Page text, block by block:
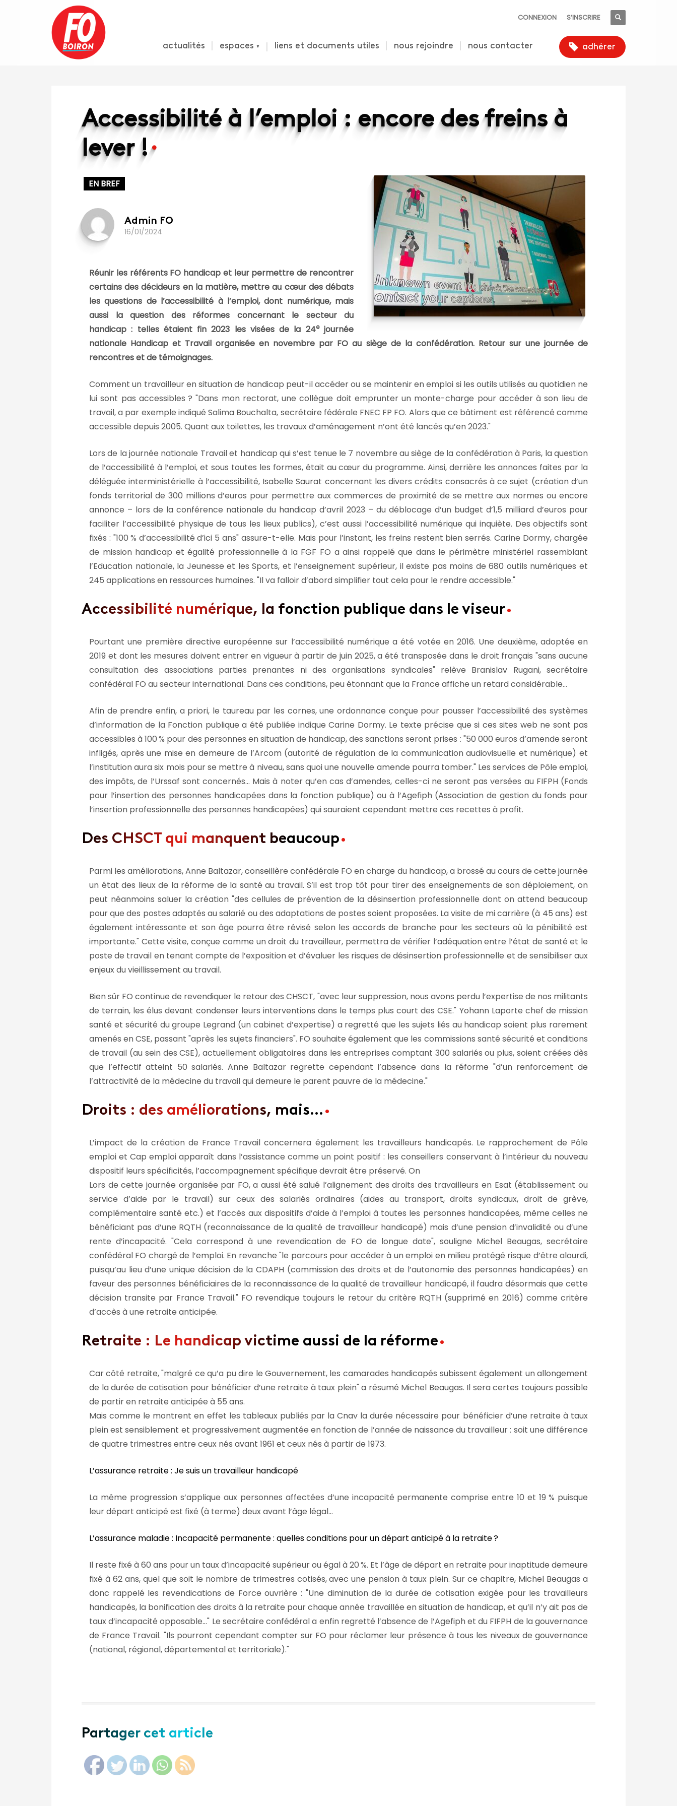
CONNEXION S’INSCRIRE
actualités espaces liens et documents utiles nous rejoindre nous contacter adhérer
Accessibilité à l’emploi : encore des freins à
lever !
EN BREF
Admin FO
16/01/2024
Réunir les référents FO handicap et leur permettre de rencontrer
certains des décideurs en la matière, mettre au cœur des débats
les questions de l’accessibilité à l’emploi, dont numérique, mais
aussi la question des réformes concernant le secteur du
handicap : telles étaient fin 2023 les visées de la 24ejournée
nationale Handicap et Travail organisée en novembre par FO au siège de la confédération. Retour sur une journée de
rencontres et de témoignages.
Comment un travailleur en situation de handicap peut-il accéder ou se maintenir en emploi si les outils utilisés au quotidien ne
lui sont pas accessibles ? Dans mon rectorat, une collègue doit emprunter un monte-charge pour accéder à son lieu de
travail, a par exemple indiqué Salima Bouchalta, secrétaire fédérale FNEC FP FO. Alors que ce bâtiment est référencé comme
accessible depuis 2005. Quant aux toilettes, les travaux d’aménagement n’ont été lancés qu’en 2023.
Lors de la journée nationale Travail et handicap qui s’est tenue le 7 novembre au siège de la confédération à Paris, la question
de l’accessibilité à l’emploi, et sous toutes les formes, était au cœur du programme. Ainsi, derrière les annonces faites par la
déléguée interministérielle à l’accessibilité, Isabelle Saurat concernant les divers crédits consacrés à ce sujet (création d’un
fonds territorial de 300 millions d’euros pour permettre aux commerces de proximité de se mettre aux normes ou encore
annonce – lors de la conférence nationale du handicap d’avril 2023 – du déblocage d’un budget d’1,5 milliard d’euros pour
faciliter l’accessibilité physique de tous les lieux publics), c’est aussi l’accessibilité numérique qui inquiète. Des objectifs sont
fixés : 100 % d’accessibilité d’ici 5 ans assure-t-elle. Mais pour l’instant, les freins restent bien serrés. Carine Dormy, chargée
de mission handicap et égalité professionnelle à la FGF FO a ainsi rappelé que dans le périmètre ministériel rassemblant
l’Education nationale, la Jeunesse et les Sports, et l’enseignement supérieur, il existe pas moins de 680 outils numériques et
245 applications en ressources humaines. Il va falloir d’abord simplifier tout cela pour le rendre accessible.
Accessibilité numérique, la fonction publique dans le viseur
Pourtant une première directive européenne sur l’accessibilité numérique a été votée en 2016. Une deuxième, adoptée en
2019 et dont les mesures doivent entrer en vigueur à partir de juin 2025, a été transposée dans le droit français sans aucune
consultation des associations parties prenantes ni des organisations syndicales relève Branislav Rugani, secrétaire
confédéral FO au secteur international. Dans ces conditions, peu étonnant que la France affiche un retard considérable…
Afin de prendre enfin, a priori, le taureau par les cornes, une ordonnance conçue pour pousser l’accessibilité des systèmes
d’information de la Fonction publique a été publiée indique Carine Dormy. Le texte précise que si ces sites web ne sont pas
accessibles à 100% pour des personnes en situation de handicap, des sanctions seront prises : 50 000 euros d’amende seront
infligés, après une mise en demeure de l’Arcom (autorité de régulation de la communication audiovisuelle et numérique) et
l’institution aura six mois pour se mettre à niveau, sans quoi une nouvelle amende pourra tomber. Les services de Pôle emploi,
des impôts, de l’Urssaf sont concernés… Mais à noter qu’en cas d’amendes, celles-ci ne seront pas versées au FIFPH (Fonds
pour l’insertion des personnes handicapées dans la fonction publique) ou à l’Agefiph (Association de gestion du fonds pour
l’insertion professionnelle des personnes handicapées) qui sauraient cependant mettre ces recettes à profit.
Des CHSCT qui manquent beaucoup
Parmi les améliorations, Anne Baltazar, conseillère confédérale FO en charge du handicap, a brossé au cours de cette journée
un état des lieux de la réforme de la santé au travail. S’il est trop tôt pour tirer des enseignements de son déploiement, on
peut néanmoins saluer la création des cellules de prévention de la désinsertion professionnelle dont on attend beaucoup
pour que des postes adaptés au salarié ou des adaptations de postes soient proposées. La visite de mi carrière (à 45 ans) est
également intéressante et son âge pourra être révisé selon les accords de branche pour les secteurs où la pénibilité est
importante. Cette visite, conçue comme un droit du travailleur, permettra de vérifier l’adéquation entre l’état de santé et le
poste de travail en tenant compte de l’exposition et d’évaluer les risques de désinsertion professionnelle et de sensibiliser aux
enjeux du vieillissement au travail.
Bien sûr FO continue de revendiquer le retour des CHSCT, avec leur suppression, nous avons perdu l’expertise de nos militants
de terrain, les élus devant condenser leurs interventions dans le temps plus court des CSE. Yohann Laporte chef de mission
santé et sécurité du groupe Legrand (un cabinet d’expertise) a regretté que les sujets liés au handicap soient plus rarement
amenés en CSE, passant après les sujets financiers . FO souhaite également que les commissions santé sécurité et conditions
de travail (au sein des CSE), actuellement obligatoires dans les entreprises comptant 300 salariés ou plus, soient créées dès
que l’effectif atteint 50 salariés. Anne Baltazar regrette cependant l’absence dans la réforme
d’un renforcement de
l’attractivité de la médecine du travail qui demeure le parent pauvre de la médecine.
Droits : des améliorations, mais…
L’impact de la création de France Travail concernera également les travailleurs handicapés. Le rapprochement de Pôle
emploi et Cap emploi apparaît dans l’assistance comme un point positif : les conseillers conservant à l’intérieur du nouveau
dispositif leurs spécificités, l’accompagnement spécifique devrait être préservé. On
Lors de cette journée organisée par FO, a aussi été salué l’alignement des droits des travailleurs en Esat (établissement ou
service d’aide par le travail) sur ceux des salariés ordinaires (aides au transport, droits syndicaux, droit de grève,
complémentaire santé etc.) et l’accès aux dispositifs d’aide à l’emploi à toutes les personnes handicapées, même celles ne
bénéficiant pas d’une RQTH (reconnaissance de la qualité de travailleur handicapé) mais d’une pension d’invalidité ou d’une
rente d’incapacité. Cela correspond à une revendication de FO de longue date , souligne Michel Beaugas, secrétaire
confédéral FO chargé de l’emploi. En revanche le parcours pour accéder à un emploi en milieu protégé risque d’être alourdi,
puisqu’au lieu d’une unique décision de la CDAPH (commission des droits et de l’autonomie des personnes handicapées) en
faveur des personnes bénéficiaires de la reconnaissance de la qualité de travailleur handicapé, il faudra désormais que cette
décision transite par France Travail. FO revendique toujours le retour du critère RQTH (supprimé en 2016) comme critère
d’accès à une retraite anticipée.
Retraite : Le handicap victime aussi de la réforme
Car côté retraite, malgré ce qu’a pu dire le Gouvernement, les camarades handicapés subissent également un allongement
de la durée de cotisation pour bénéficier d’une retraite à taux plein a résumé Michel Beaugas. Il sera certes toujours possible
de partir en retraite anticipée à 55 ans.
Mais comme le montrent en effet les tableaux publiés par la Cnav la durée nécessaire pour bénéficier d’une retraite à taux
plein est sensiblement et progressivement augmentée en fonction de l’année de naissance du travailleur : soit une différence
de quatre trimestres entre ceux nés avant 1961 et ceux nés à partir de 1973.
L’assurance retraite : Je suis un travailleur handicapé
La même progression s’applique aux personnes affectées d’une incapacité permanente comprise entre 10 et 19 % puisque
leur départ anticipé est fixé (à terme) deux avant l’âge légal…
L’assurance maladie : Incapacité permanente : quelles conditions pour un départ anticipé à la retraite?
Il reste fixé à 60 ans pour un taux d’incapacité supérieur ou égal à 20%. Et l’âge de départ en retraite pour inaptitude demeure
fixé à 62 ans, quel que soit le nombre de trimestres cotisés, avec une pension à taux plein. Sur ce chapitre, Michel Beaugas a
donc rappelé les revendications de Force ouvrière : Une diminution de la durée de cotisation exigée pour les travailleurs
handicapés, la bonification des droits à la retraite pour chaque année travaillée en situation de handicap, et qu’il n’y ait pas de
taux d’incapacité opposable… Le secrétaire confédéral a enfin regretté l’absence de l’Agefiph et du FIFPH de la gouvernance
de France Travail. Ils pourront cependant compter sur FO pour réclamer leur présence à tous les niveaux de gouvernance
(national, régional, départemental et territoriale).
Partager cet article